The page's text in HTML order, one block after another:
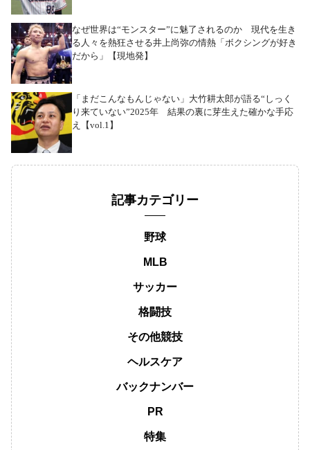
なぜ世界は“モンスター”に魅了されるのか 現代を生き
る人々を熱狂させる井上尚弥の情熱「ボクシングが好き
だから」【現地発】
「まだこんなもんじゃない」大竹耕太郎が語る“しっく
り来ていない”2025年 結果の裏に芽生えた確かな手応
え【vol.1】
記事カテゴリー
野球
MLB
サッカー
格闘技
その他競技
ヘルスケア
バックナンバー
PR
特集